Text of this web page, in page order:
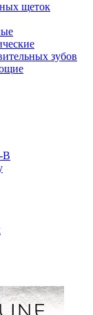
щеток
зубов
B